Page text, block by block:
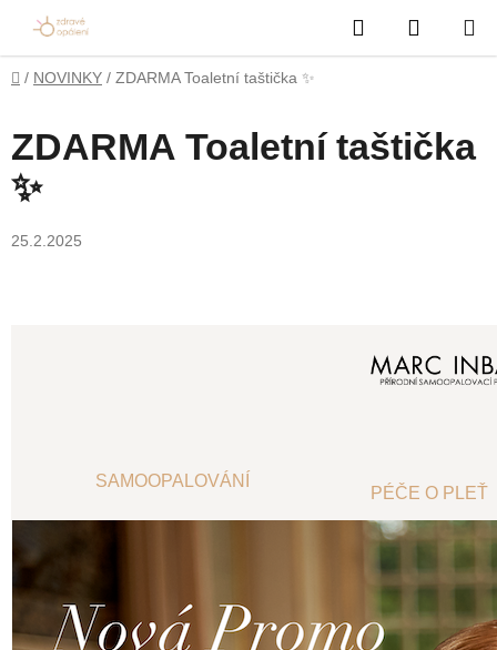
obsah
Hledat
KOŠÍK
Domů
/ NOVINKY / ZDARMA Toaletní taštička ✨
ZDARMA Toaletní taštička
✨
25.2.2025
SAMOOPALOVÁNÍ
PÉČE O PLEŤ